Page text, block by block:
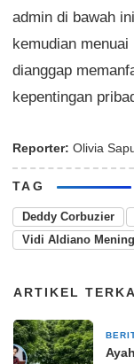
admin di bawah
kemudian
dianggap
kepentingan
Reporter: Olivia
TAG
Deddy Corbuzier
Vidi Aldiano
ARTIKEL